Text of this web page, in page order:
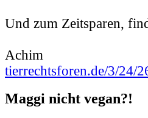
Und zum Zeitsparen,
Achim
tierrechtsforen.de/3/24/
Maggi nicht vegan?!